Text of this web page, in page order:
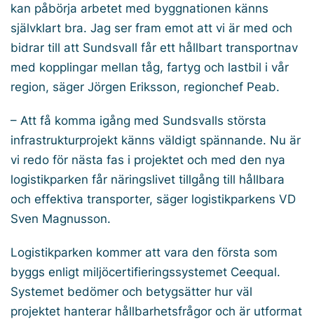
kan påbörja arbetet med byggnationen känns
självklart bra. Jag ser fram emot att vi är med och
bidrar till att Sundsvall får ett hållbart transportnav
med kopplingar mellan tåg, fartyg och lastbil i vår
region, säger Jörgen Eriksson, regionchef Peab.
– Att få komma igång med Sundsvalls största
infrastrukturprojekt känns väldigt spännande. Nu är
vi redo för nästa fas i projektet och med den nya
logistikparken får näringslivet tillgång till hållbara
och effektiva transporter, säger logistikparkens VD
Sven Magnusson.
Logistikparken kommer att vara den första som
byggs enligt miljöcertifieringssystemet Ceequal.
Systemet bedömer och betygsätter hur väl
projektet hanterar hållbarhetsfrågor och är utformat